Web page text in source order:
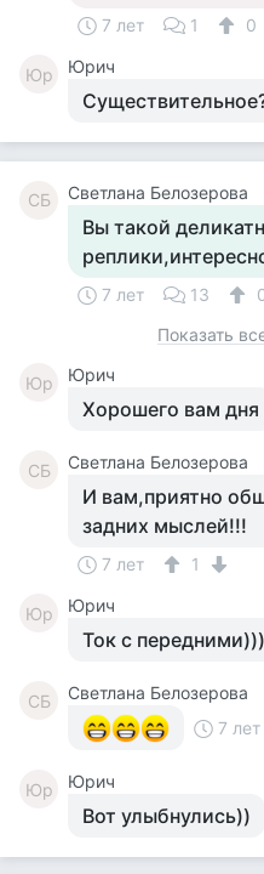
7 лет 1 0
Юр Юрич
СБ Светлана Белозерова
Вы такой
7 лет 13
Показать
Юр Юрич
Хорошего вам дня
СБ Светлана Белозерова
И вам,приятно
задних мыслей!!!
7 лет 1
Юр Юрич
Ток с передними)))
СБ
Светлана Белозерова
7 лет
Юр Юрич
Вот улыбнулись))